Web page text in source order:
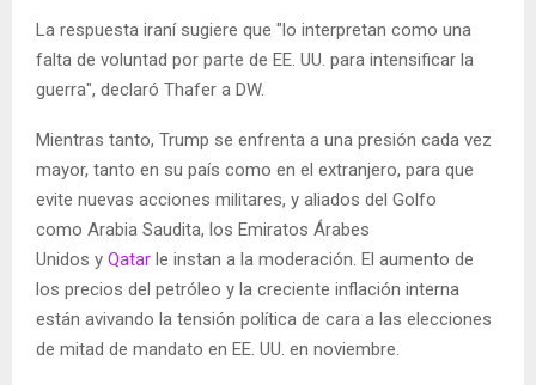
La respuesta iraní sugiere que "lo interpretan como una
falta de voluntad por parte de EE. UU. para intensificar la
guerra", declaró Thafer a DW.
Mientras tanto, Trump se enfrenta a una presión cada vez
mayor, tanto en su país como en el extranjero, para que
evite nuevas acciones militares, y aliados del Golfo
como Arabia Saudita, los Emiratos Árabes
Unidos y Qatar le instan a la moderación. El aumento de
los precios del petróleo y la creciente inflación interna
están avivando la tensión política de cara a las elecciones
de mitad de mandato en EE. UU. en noviembre.